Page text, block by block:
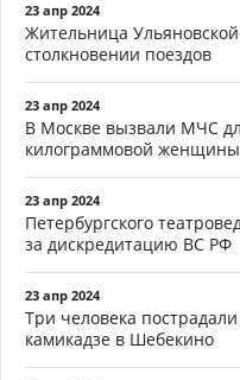
23 апр 2024
Жительница
столкновении поездов
23 апр 2024
В Москве вызвали МЧС
килограммовой женщины
23 апр 2024
Петербургского
за дискредитацию ВС РФ
23 апр 2024
Три человека
камикадзе в Шебекино